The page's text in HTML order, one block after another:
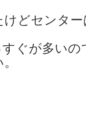
どセンタ
ぐが多い